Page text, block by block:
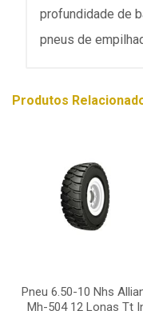
profundidade de
pneus de
Produtos
Pneu 6.50-10 Nhs
Mh-504 12 Lonas Tt